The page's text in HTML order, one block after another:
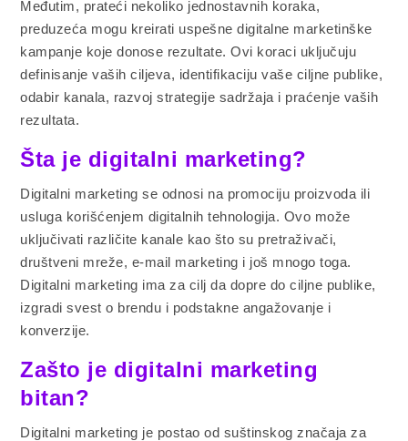
Međutim, prateći nekoliko jednostavnih koraka,
preduzeća mogu kreirati uspešne digitalne marketinške
kampanje koje donose rezultate. Ovi koraci uključuju
definisanje vaših ciljeva, identifikaciju vaše ciljne publike,
odabir kanala, razvoj strategije sadržaja i praćenje vaših
rezultata.
Šta je digitalni marketing?
Digitalni marketing se odnosi na promociju proizvoda ili
usluga korišćenjem digitalnih tehnologija. Ovo može
uključivati različite kanale kao što su pretraživači,
društveni mreže, e-mail marketing i još mnogo toga.
Digitalni marketing ima za cilj da dopre do ciljne publike,
izgradi svest o brendu i podstakne angažovanje i
konverzije.
Zašto je digitalni marketing
bitan?
Digitalni marketing je postao od suštinskog značaja za